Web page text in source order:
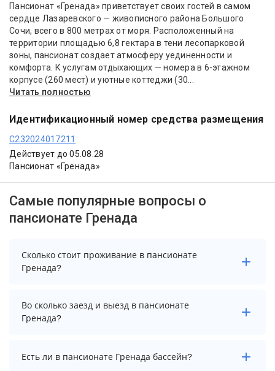
Пансионат «Гренада» приветствует своих гостей в самом
сердце Лазаревского — живописного района Большого
Сочи, всего в 800 метрах от моря. Расположенный на
территории площадью 6,8 гектара в тени лесопарковой
зоны, пансионат создает атмосферу уединенности и
комфорта. К услугам отдыхающих — номера в 6-этажном
корпусе (260 мест) и уютные коттеджи (30...
Читать полностью
Идентификационный номер средства размещения
С232024017211
Действует до 05.08.28
Пансионат «Гренада»
Самые популярные вопросы о
пансионате Гренада
Сколько стоит проживание в пансионате
Гренада?
Стоимость проживания в пансионате Гренада
начинается от 2400 рублей. Чтобы увидеть
Во сколько заезд и выезд в пансионате
Гренада?
Заезд возможен после 12:00, а выезд необходимо
Есть ли в пансионате Гренада бассейн?